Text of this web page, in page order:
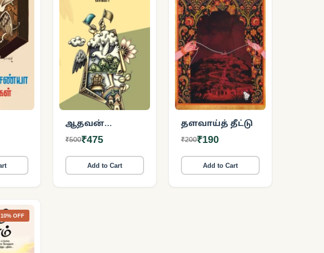
ஆதவன்
தீட்சண்யா
சிறுகதைகள்
(பாகம் 1)
₹500₹475
Add to Cart
தளவாய்த் தீட்டு
₹200₹190
Add to Cart
10% OFF